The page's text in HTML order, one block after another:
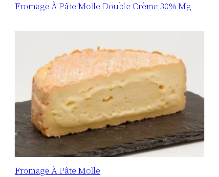
Fromage À Pâte Molle Double Crème 30% Mg
Fromage À Pâte Molle